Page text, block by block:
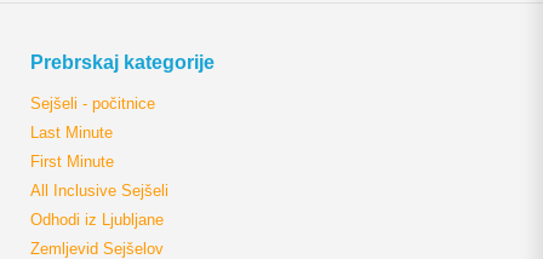
Prebrskaj kategorije
Sejšeli - počitnice
Last Minute
First Minute
All Inclusive Sejšeli
Odhodi iz Ljubljane
Zemljevid Sejšelov